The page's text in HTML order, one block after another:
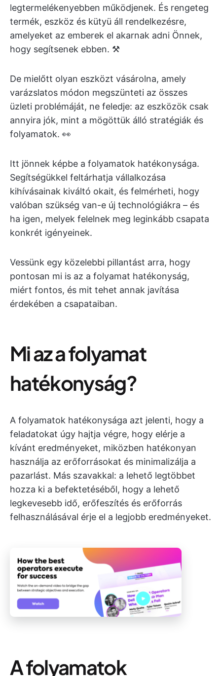
legtermelékenyebben működjenek. És rengeteg
termék, eszköz és kütyü áll rendelkezésre,
amelyeket az emberek el akarnak adni Önnek,
hogy segítsenek ebben. ⚒️
De mielőtt olyan eszközt vásárolna, amely
varázslatos módon megszünteti az összes
üzleti problémáját, ne feledje: az eszközök csak
annyira jók, mint a mögöttük álló stratégiák és
folyamatok. 👀
Itt jönnek képbe a folyamatok hatékonysága.
Segítségükkel feltárhatja vállalkozása
kihívásainak kiváltó okait, és felmérheti, hogy
valóban szükség van-e új technológiákra – és
ha igen, melyek felelnek meg leginkább csapata
konkrét igényeinek.
Vessünk egy közelebbi pillantást arra, hogy
pontosan mi is az a folyamat hatékonyság,
miért fontos, és mit tehet annak javítása
érdekében a csapataiban.
Mi az a folyamat
hatékonyság?
A folyamatok hatékonysága azt jelenti, hogy a
feladatokat úgy hajtja végre, hogy elérje a
kívánt eredményeket, miközben hatékonyan
használja az erőforrásokat és minimalizálja a
pazarlást. Más szavakkal: a lehető legtöbbet
hozza ki a befektetéséből, hogy a lehető
legkevesebb idő, erőfeszítés és erőforrás
felhasználásával érje el a legjobb eredményeket.
A folyamatok